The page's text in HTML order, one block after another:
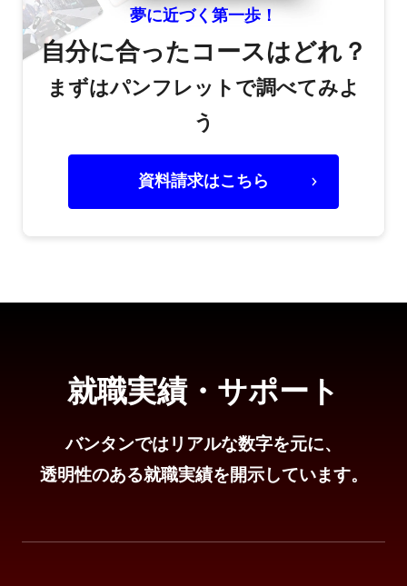
夢に近づく第一歩！
自分に合ったコースはどれ？
まずはパンフレットで調べてみよ
う
資料請求はこちら
就職実績・サポート
バンタンではリアルな数字を元に、
透明性のある就職実績を開示しています。